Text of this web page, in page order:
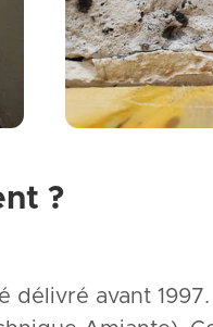
?
avant